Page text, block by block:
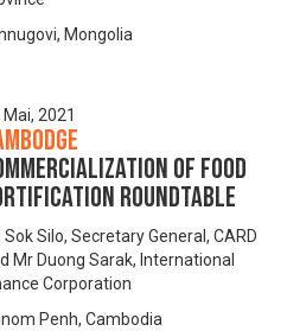
Mongolia
Mai, 2021
of Food
Roundtable
Sok Silo, Secretary General, CARD
Mr Duong Sarak, International
Corporation
Penh, Cambodia